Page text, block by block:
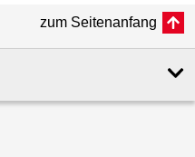
zum Seitenanfang